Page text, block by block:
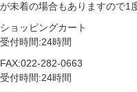
が未着の場合もありますので1
ショッピングカート
受付時間:24時間
FAX:022-282-0663
受付時間:24時間